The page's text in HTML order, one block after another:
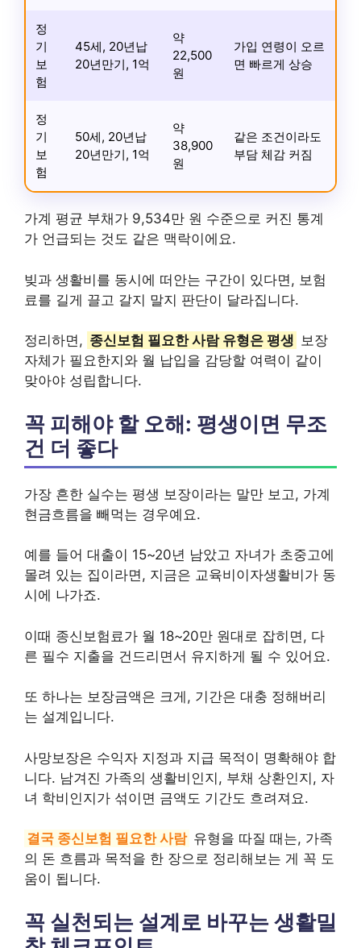
정
기
보
험
45세, 20년납
20년만기, 1억
약
22,500
원
가입 연령이 오르
면 빠르게 상승
정
기
보
험
50세, 20년납
20년만기, 1억
약
38,900
원
같은 조건이라도
부담 체감 커짐
가계 평균 부채가 9,534만 원 수준으로 커진 통계
가 언급되는 것도 같은 맥락이에요.
빚과 생활비를 동시에 떠안는 구간이 있다면, 보험
료를 길게 끌고 갈지 말지 판단이 달라집니다.
정리하면, 종신보험 필요한 사람 유형은 평생 보장
자체가 필요한지와 월 납입을 감당할 여력이 같이
맞아야 성립합니다.
꼭 피해야 할 오해: 평생이면 무조
건 더 좋다
가장 흔한 실수는 평생 보장이라는 말만 보고, 가계
현금흐름을 빼먹는 경우예요.
예를 들어 대출이 15~20년 남았고 자녀가 초중고에
몰려 있는 집이라면, 지금은 교육비이자생활비가 동
시에 나가죠.
이때 종신보험료가 월 18~20만 원대로 잡히면, 다
른 필수 지출을 건드리면서 유지하게 될 수 있어요.
또 하나는 보장금액은 크게, 기간은 대충 정해버리
는 설계입니다.
사망보장은 수익자 지정과 지급 목적이 명확해야 합
니다. 남겨진 가족의 생활비인지, 부채 상환인지, 자
녀 학비인지가 섞이면 금액도 기간도 흐려져요.
결국 종신보험 필요한 사람 유형을 따질 때는, 가족
의 돈 흐름과 목적을 한 장으로 정리해보는 게 꼭 도
움이 됩니다.
꼭 실천되는 설계로 바꾸는 생활밀